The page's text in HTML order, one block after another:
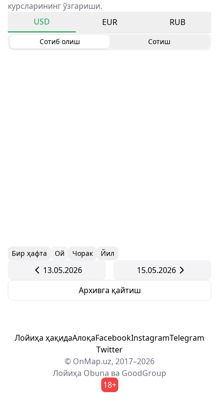
курсларининг ўзгариши.
USD
EUR RUB
Сотиб олиш Сотиш
Бир ҳафта Ой Чорак Йил
13.05.2026
15.05.2026
Архивга қайтиш
Лойиҳа ҳақидаАлоқаFacebookInstagramTelegram
Twitter
© OnMap.uz, 2017–2026
Лойиҳа Obuna ва GoodGroup
18+